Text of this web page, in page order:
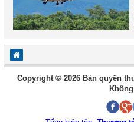
Copyright © 2026 Bản quyền